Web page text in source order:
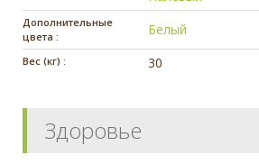
Дополнительные
цвета :
Белый
Вес (кг) : 30
Здоровье